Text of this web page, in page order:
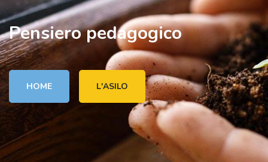
Pensiero pedagogico
HOME L'ASILO